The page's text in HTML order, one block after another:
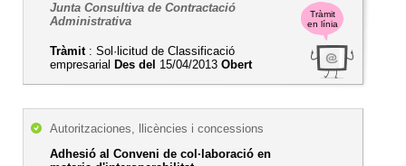
Tràmit
en línia
Junta Consultiva de Contractació
Administrativa
Tràmit: Sol·licitud de Classificació
empresarial Des del 15/04/2013 Obert
Autoritzaciones, llicències i concessions
Adhesió al Conveni de col·laboració en